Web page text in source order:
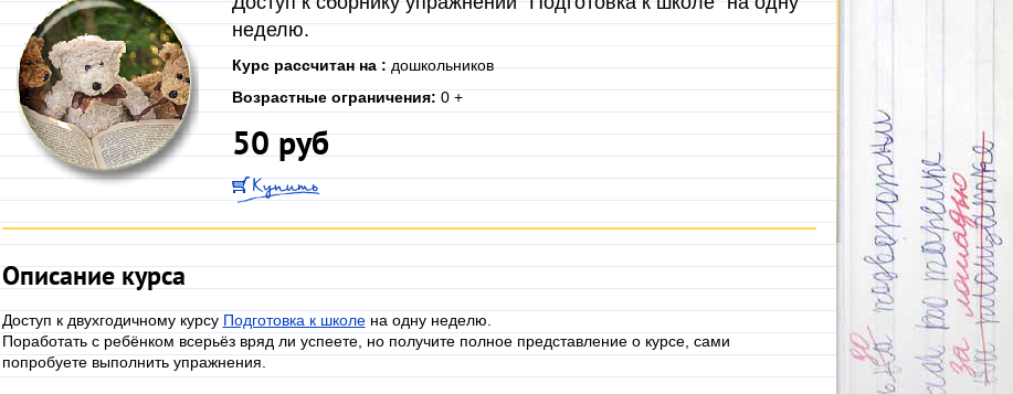
неделю.
Курс рассчитан на : дошкольников
Возрастные ограничения: 0 +
50 руб
Описание курса
Доступ к двухгодичному курсу Подготовка к школена одну неделю.
Поработать с ребёнком всерьёз вряд ли успеете, но получите полное представление о курсе, сами
попробуете выполнить упражнения.